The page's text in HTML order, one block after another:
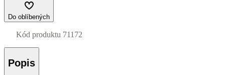
Do oblíbených
Kód produktu 71172
Popis